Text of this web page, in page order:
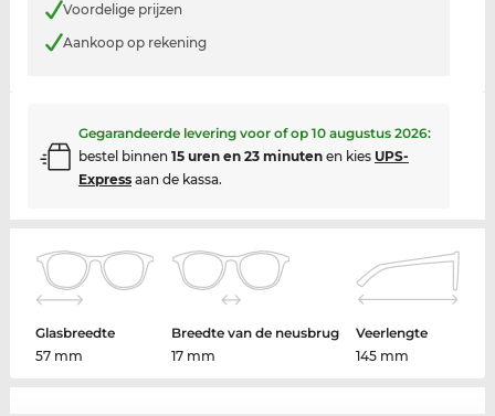
Voordelige prijzen
Aankoop op rekening
Gegarandeerde levering voor of op 10 augustus 2026:
bestel binnen 15 uren en 23 minutenen kies UPS-
Expressaan de kassa.
Glasbreedte
57 mm
Breedte van de neusbrug
17 mm
Veerlengte
145 mm